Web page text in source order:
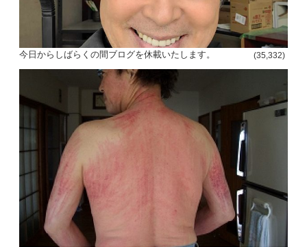
今日からしばらくの間ブログを休載いたします。 (35,332)